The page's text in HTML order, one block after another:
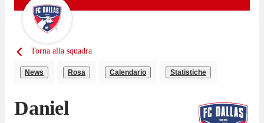
Torna alla squadra
News Rosa Calendario Statistiche
Daniel